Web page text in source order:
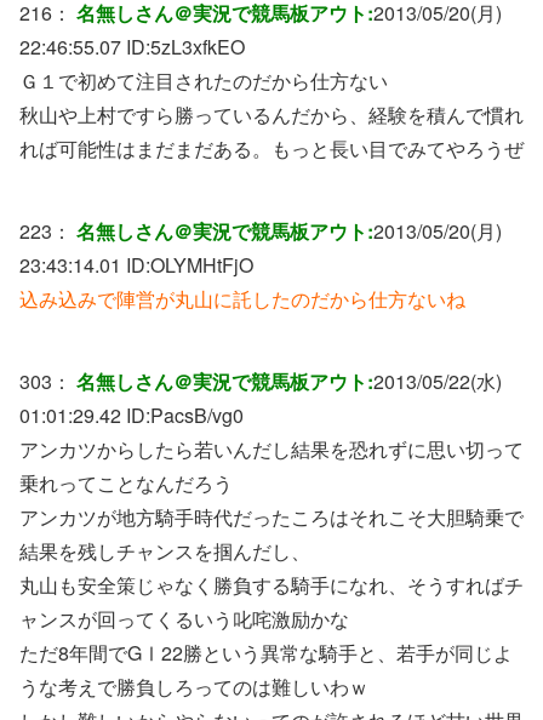
216： 名無しさん＠実況で競馬板アウト:2013/05/20(月)
22:46:55.07 ID:5zL3xfkEO
Ｇ１で初めて注目されたのだから仕方ない
秋山や上村ですら勝っているんだから、経験を積んで慣れ
れば可能性はまだまだある。もっと長い目でみてやろうぜ
223： 名無しさん＠実況で競馬板アウト:2013/05/20(月)
23:43:14.01 ID:OLYMHtFjO
込み込みで陣営が丸山に託したのだから仕方ないね
303： 名無しさん＠実況で競馬板アウト:2013/05/22(水)
01:01:29.42 ID:PacsB/vg0
アンカツからしたら若いんだし結果を恐れずに思い切って
乗れってことなんだろう
アンカツが地方騎手時代だったころはそれこそ大胆騎乗で
結果を残しチャンスを掴んだし、
丸山も安全策じゃなく勝負する騎手になれ、そうすればチ
ャンスが回ってくるいう叱咤激励かな
ただ8年間でGⅠ22勝という異常な騎手と、若手が同じよ
うな考えで勝負しろってのは難しいわｗ